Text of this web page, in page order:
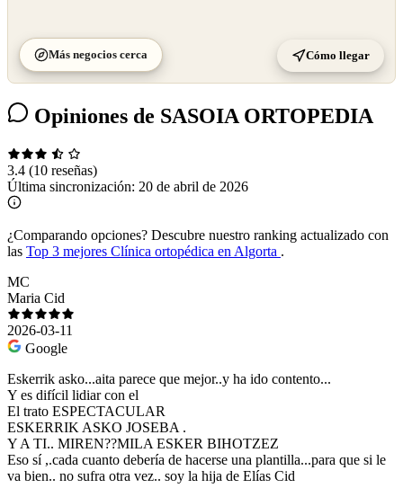
Más negocios cerca Cómo llegar
Opiniones de SASOIA ORTOPEDIA
3.4 (10 reseñas)
Última sincronización: 20 de abril de 2026
¿Comparando opciones? Descubre nuestro ranking actualizado con
las Top 3 mejores Clínica ortopédica en Algorta .
MC
Maria Cid
2026-03-11
Google
Eskerrik asko...aita parece que mejor..y ha ido contento...
Y es difícil lidiar con el
El trato ESPECTACULAR
ESKERRIK ASKO JOSEBA .
Y A TI.. MIREN??MILA ESKER BIHOTZEZ
Eso sí ,.cada cuanto debería de hacerse una plantilla...para que si le
va bien.. no sufra otra vez.. soy la hija de Elías Cid